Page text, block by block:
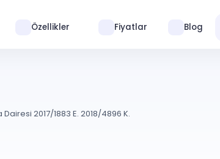
Özellikler Fiyatlar Blog
Dairesi 2017/1883 E. 2018/4896 K.